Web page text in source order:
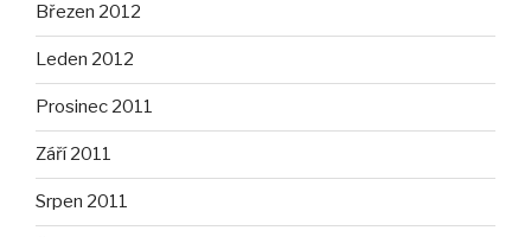
Březen 2012
Leden 2012
Prosinec 2011
Září 2011
Srpen 2011